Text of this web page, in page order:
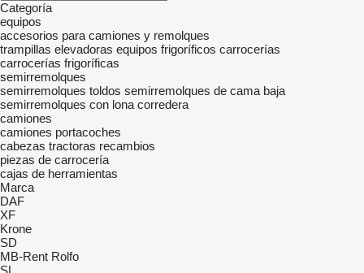
Categoría
equipos
accesorios para camiones y remolques
trampillas elevadoras equipos frigoríficos carrocerías
carrocerías frigoríficas
semirremolques
semirremolques toldos semirremolques de cama baja
semirremolques con lona corredera
camiones
camiones portacoches
cabezas tractoras recambios
piezas de carrocería
cajas de herramientas
Marca
DAF
XF
Krone
SD
MB-Rent Rolfo
SL